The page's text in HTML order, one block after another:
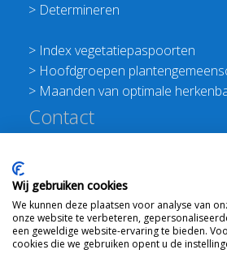
> Determineren
> Index vegetatiepaspoorten
> Hoofdgroepen
> Maanden van optimale
Contact
E:info@floravannederland.nl
Plein 1992 70F 6221JP Maastricht
T: 06 41237586
KVK: 76114821 btw:
Wij gebruiken cookies
We kunnen deze plaatsen voor analyse van
onze website te verbeteren,
een geweldige website-ervaring te bieden.
cookies die we gebruiken opent u de